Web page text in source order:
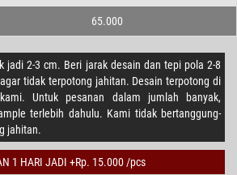
65.000
jadi 2-3 cm. Beri jarak desain dan tepi pola 2-8
tidak terpotong jahitan. Desain terpotong di
Untuk pesanan dalam jumlah banyak,
terlebih dahulu. Kami tidak bertanggung-
jahitan.
1 HARI JADI +Rp. 15.000 /pcs